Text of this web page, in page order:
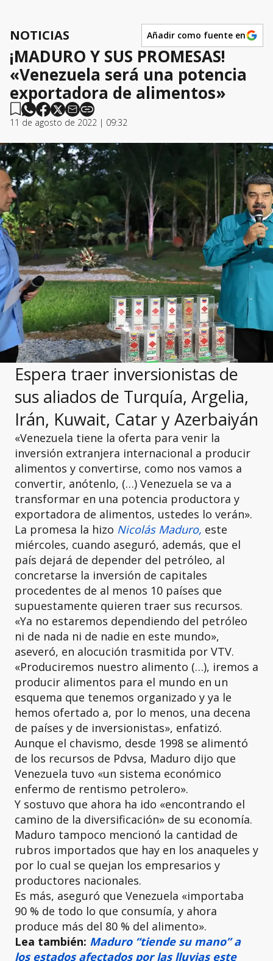
NOTICIAS Añadir como fuente en
¡MADURO Y SUS PROMESAS!
«Venezuela será una potencia
exportadora de alimentos»
11 de agosto de 2022 | 09:32
Espera traer inversionistas de
sus aliados de Turquía, Argelia,
Irán, Kuwait, Catar y Azerbaiyán
«Venezuela tiene la oferta para venir la
inversión extranjera internacional a producir
alimentos y convertirse, como nos vamos a
convertir, anótenlo, (…) Venezuela se va a
transformar en una potencia productora y
exportadora de alimentos, ustedes lo verán».
La promesa la hizo Nicolás Maduro, este
miércoles, cuando aseguró, además, que el
país dejará de depender del petróleo, al
concretarse la inversión de capitales
procedentes de al menos 10 países que
supuestamente quieren traer sus recursos.
«Ya no estaremos dependiendo del petróleo
ni de nada ni de nadie en este mundo»,
aseveró, en alocución trasmitida por VTV.
«Produciremos nuestro alimento (…), iremos a
producir alimentos para el mundo en un
esquema que tenemos organizado y ya le
hemos ofertado a, por lo menos, una decena
de países y de inversionistas», enfatizó.
Aunque el chavismo, desde 1998 se alimentó
de los recursos de Pdvsa, Maduro dijo que
Venezuela tuvo «un sistema económico
enfermo de rentismo petrolero».
Y sostuvo que ahora ha ido «encontrando el
camino de la diversificación» de su economía.
Maduro tampoco mencionó la cantidad de
rubros importados que hay en los anaqueles y
por lo cual se quejan los empresarios y
productores nacionales.
Es más, aseguró que Venezuela «importaba
90 % de todo lo que consumía, y ahora
produce más del 80 % del alimento».
Lea también: Maduro “tiende su mano” a
los estados afectados por las lluvias este